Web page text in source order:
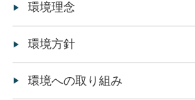
環境理念
環境方針
環境への取り組み